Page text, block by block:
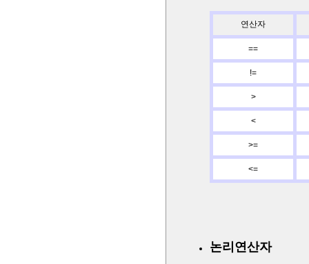
연산자
==
!=
>
<
>=
<=
논리연산자